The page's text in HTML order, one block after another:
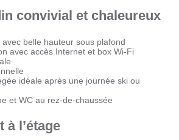
convivial et chaleureux
belle hauteur sous plafond
avec accès Internet et box Wi-Fi
idéale après une journée ski ou
et WC au rez-de-chaussée
l’étage